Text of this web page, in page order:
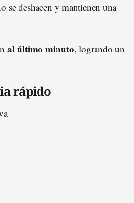
se deshacen y mantienen una
al último minuto, logrando un
rápido